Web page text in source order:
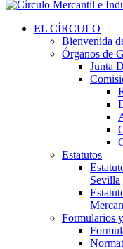
EL CÍRCULO
Bienvenida
Órganos de
Junta
Estatutos
Sevilla
Formularios